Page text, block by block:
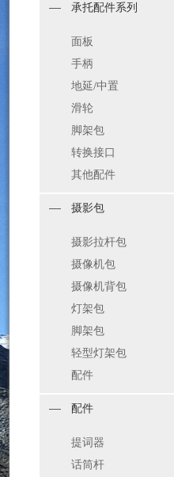
承托配件系列
面板
手柄
地延/中置
滑轮
脚架包
转换接口
其他配件
摄影包
摄影拉杆包
摄像机包
摄像机背包
灯架包
脚架包
轻型灯架包
配件
配件
提词器
话筒杆